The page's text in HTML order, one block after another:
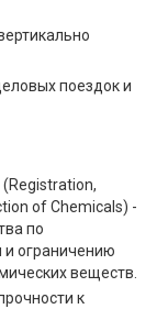
поездок и
(Registration,
of Chemicals) -
по
и ограничению
веществ.
к